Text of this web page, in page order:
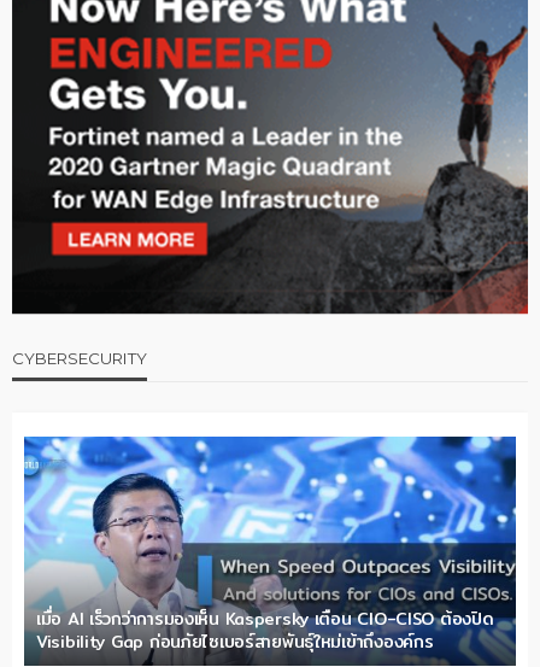
CYBERSECURITY
เมื่อ AI เร็วกว่าการมองเห็น Kaspersky เตือน CIO-CISO ต้องปิด
Visibility Gap ก่อนภัยไซเบอร์สายพันธุ์ใหม่เข้าถึงองค์กร